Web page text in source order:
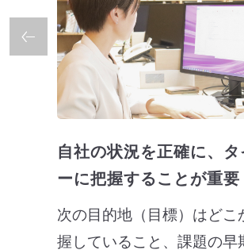
自社の状況を正確に、タ
ーに把握することが重要
次の目的地（目標）はどこ
握していること、課題の早